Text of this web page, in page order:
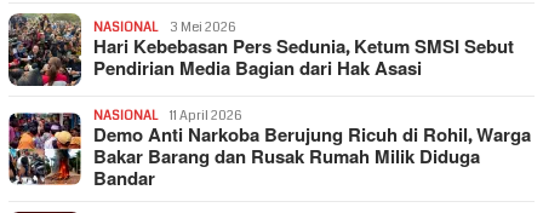
NASIONAL 3 Mei 2026
Hari Kebebasan Pers Sedunia, Ketum SMSI Sebut
Pendirian Media Bagian dari Hak Asasi
NASIONAL 11 April 2026
Demo Anti Narkoba Berujung Ricuh di Rohil, Warga
Bakar Barang dan Rusak Rumah Milik Diduga
Bandar